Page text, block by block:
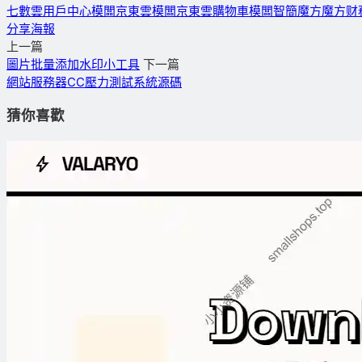
七數雲用戶中心模闆京東雲模闆京東雲購物車模闆智簡魔方魔方财
分享海報
上一篇
圖片批量添加水印小工具 下一篇
網站服務器CC壓力測試系統源碼
猜你喜歡